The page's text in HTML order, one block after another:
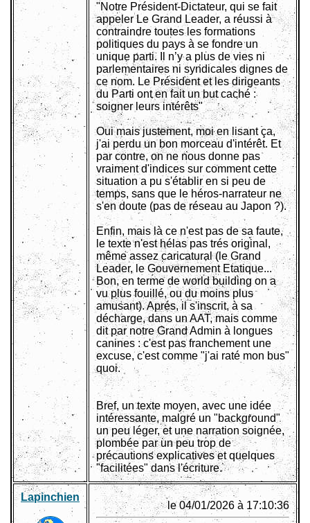
"Notre Président-Dictateur, qui se fait
appeler Le Grand Leader, a réussi à
contraindre toutes les formations
politiques du pays à se fondre un
unique parti. Il n’y a plus de vies ni
parlementaires ni syndicales dignes de
ce nom. Le Président et les dirigeants
du Parti ont en fait un but caché :
soigner leurs intérêts"
Oui mais justement, moi en lisant ça,
j'ai perdu un bon morceau d'intérêt. Et
par contre, on ne nous donne pas
vraiment d'indices sur comment cette
situation a pu s'établir en si peu de
temps, sans que le héros-narrateur ne
s'en doute (pas de réseau au Japon ?).
Enfin, mais là ce n'est pas de sa faute,
le texte n'est hélas pas trés original,
même assez caricatural (le Grand
Leader, le Gouvernement Etatique...
Bon, en terme de world building on a
vu plus fouillé, ou du moins plus
amusant). Aprés, il s'inscrit, à sa
décharge, dans un AAT, mais comme
dit par notre Grand Admin à longues
canines : c'est pas franchement une
excuse, c'est comme "j'ai raté mon bus"
quoi.
Bref, un texte moyen, avec une idée
intéressante, malgré un "background"
un peu léger, et une narration soignée,
plombée par un peu trop de
précautions explicatives et quelques
"facilitées" dans l'écriture.
Lapinchien
le 04/01/2026 à 17:10:36